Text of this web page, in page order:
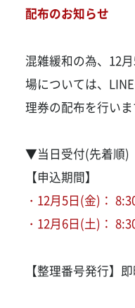
配布のお知らせ
混雑緩和の為、12
場については、
理券の配布を行いま
▼当日受付(先着順)
【申込期間】
・12月5日(金)：
・12月6日(土)：
【整理番号発行】